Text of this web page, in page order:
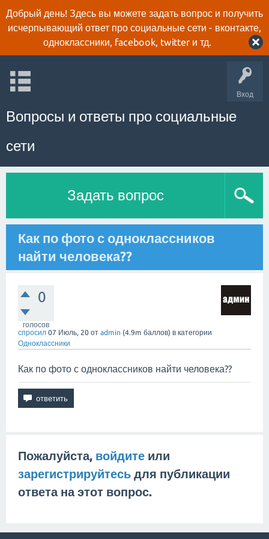
Добрый день! Здесь вы можете задать вопрос и получить
исчерпывающий ответ про социальные сети - вконтакте,
одноклассники, facebook, twitter и тд.
Вход
Вопросы и ответы про социальные
сети
Задать вопрос
Как по фото с одноклассников
найти человека??
0
голосов
спросил 07 Июль, 20 от admin (4.9m баллов) в категории
Одноклассники
Как по фото с одноклассников найти человека??
Пожалуйста, войдите или
зарегистрируйтесь для публикации
ответа на этот вопрос.